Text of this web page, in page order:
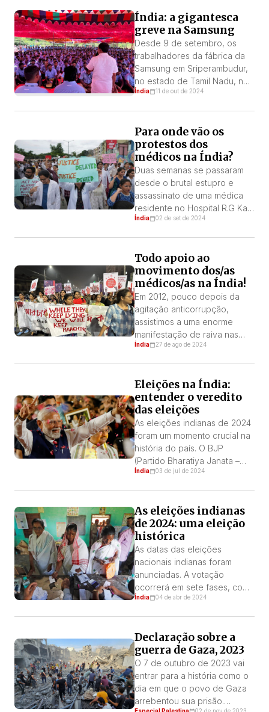
descoberta dos motivos do
estupro e assassinato e
punição justa para os
criminosos. 2) Identificação
dos envolvidos na
adulteração de provas e no
encobrimento do assassinato,
Índia: a gigantesca
greve na Samsung
Desde 9 de setembro, os
trabalhadores da fábrica da
Samsung em Sriperambudur,
no estado de Tamil Nadu, no
sul da Índia, estão em greve.
aumento salarial, entre outras
demandas, para melhorar
suas condições de trabalho. A
intensidade e a militância
demonstradas na greve foram
uma inspiração. Vinte […]
Índia 11 de out de 2024
Para onde vão os
protestos dos
médicos na Índia?
Duas semanas se passaram
desde o brutal estupro e
assassinato de uma médica
residente no Hospital R.G Kar.
Os protestos que eclodiram
Ocidental, apesar dos
pedidos da classe política e
do poder judicial para que os
médicos voltassem ao
trabalho. Os protestos uniram
setores díspares da
sociedade numa […]
Índia 02 de set de 2024
Todo apoio ao
movimento dos/as
médicos/as na Índia!
Em 2012, pouco depois da
agitação anticorrupção,
assistimos a uma enorme
manifestação de raiva nas
ruas contra a violência sexual.
habitantes de Sandeshkhali
manifestaram-se contra a
tirania e a violência sexual
infligidas por um déspota do
TMC (Congresso Trinamool).
Hoje é Calcutá que acordou e
agita as […]
Índia 27 de ago de 2024
Eleições na Índia:
entender o veredito
das eleições
As eleições indianas de 2024
foram um momento crucial na
história do país. O BJP
(Partido Bharatiya Janata –
BJP) estava prestes a não
consecutivo, mas também
manter sua perigosa
supermaioria no Parlamento.
O slogan do BJP era “400
paar”, ou seja, até 400. Tinha
como meta conquistar 400
[…]
Índia 03 de jul de 2024
As eleições indianas
de 2024: uma eleição
histórica
As datas das eleições
nacionais indianas foram
anunciadas. A votação
ocorrerá em sete fases, com
a primeira fase começando
apuração em julho. Por:
Adhiraj Bose A organização
das eleições foi questionada,
especialmente devido à sua
longa duração e à natureza
dispersa […]
Índia 04 de abr de 2024
Declaração sobre a
guerra de Gaza, 2023
O 7 de outubro de 2023 vai
entrar para a história como o
dia em que o povo de Gaza
arrebentou sua prisão.